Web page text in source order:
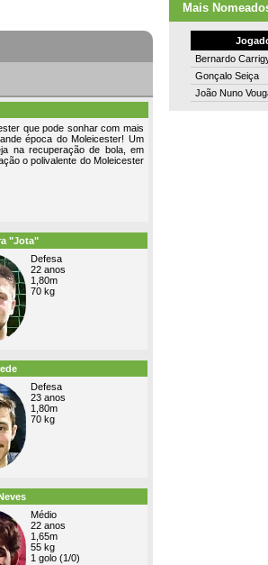
que pode sonhar com mais
época do Moleicester! Um
na recuperação de bola, em
o polivalente do Moleicester
"Jota"
Defesa
22 anos
1,80m
70 kg
Defesa
23 anos
1,80m
70 kg
Médio
22 anos
1,65m
55 kg
1 golo (1/0)
Mais
Bernardo
Gonçalo Seiça
João Nuno